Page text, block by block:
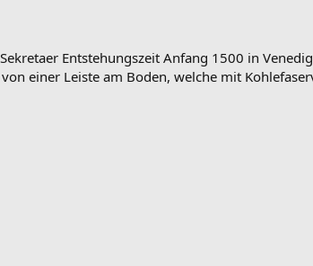
Entstehungszeit Anfang 1500 in
einer Leiste am Boden, welche mit